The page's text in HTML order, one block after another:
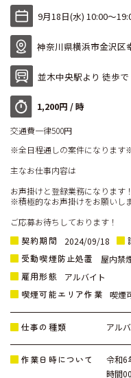
9月18日(水) 10:00〜
神奈川県横浜市金沢区
並木中央駅より 徒歩で
1,200円 / 時
交通費一律500円
※全日程通しの案件になります
主なお仕事内容は
お声掛けと登録業務になります！
※積極的なお声掛けをお願いし
ご応募お待ちしております！
契約期間
2024/09/18
受動喫煙防止処置
屋内禁
雇用形態
アルバイト
喫煙可能エリア作業
喫煙
仕事の種類 アル
作業日時について
令和6
時間